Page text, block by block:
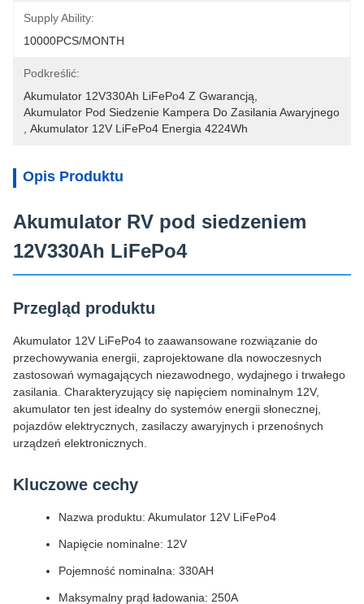
Supply Ability:
10000PCS/MONTH
Podkreślić:
Akumulator 12V330Ah LiFePo4 Z Gwarancją
Akumulator Pod Siedzenie Kampera Do Zasilania Awaryjnego
Akumulator 12V LiFePo4 Energia 4224Wh
Opis Produktu
Akumulator RV pod siedzeniem
12V330Ah LiFePo4
Przegląd produktu
Akumulator 12V LiFePo4 to zaawansowane rozwiązanie do
przechowywania energii, zaprojektowane dla nowoczesnych
zastosowań wymagających niezawodnego, wydajnego i trwałego
zasilania. Charakteryzujący się napięciem nominalnym 12V,
akumulator ten jest idealny do systemów energii słonecznej,
pojazdów elektrycznych, zasilaczy awaryjnych i przenośnych
urządzeń elektronicznych.
Kluczowe cechy
Nazwa produktu: Akumulator 12V LiFePo4
Napięcie nominalne: 12V
Pojemność nominalna: 330AH
Maksymalny prąd ładowania: 250A